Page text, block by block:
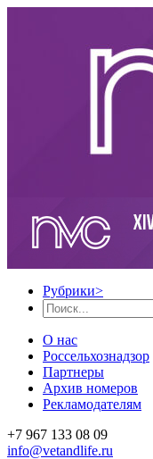
Рубрики>
О нас
Россельхознадзор
Партнеры
Архив номеров
Рекламодателям
+7 967 133 08 09
info@vetandlife.ru